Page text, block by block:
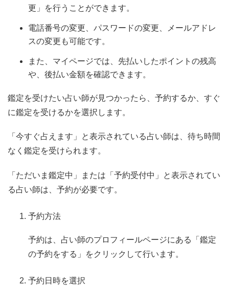
更」を行うことができます。
電話番号の変更、パスワードの変更、メールアドレ
スの変更も可能です。
また、マイページでは、先払いしたポイントの残高
や、後払い金額を確認できます。
鑑定を受けたい占い師が見つかったら、予約するか、すぐ
に鑑定を受けるかを選択します。
「今すぐ占えます」と表示されている占い師は、待ち時間
なく鑑定を受けられます。
「ただいま鑑定中」または「予約受付中」と表示されてい
る占い師は、予約が必要です。
予約方法
予約は、占い師のプロフィールページにある「鑑定
の予約をする」をクリックして行います。
予約日時を選択